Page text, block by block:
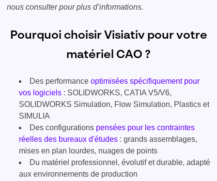
nous consulter pour plus d’informations.
Pourquoi choisir Visiativ pour votre
matériel CAO ?
Des performance optimisées spécifiquement pour
vos logiciels : SOLIDWORKS, CATIA V5/V6,
SOLIDWORKS Simulation, Flow Simulation, Plastics et
SIMULIA
Des configurations pensées pour les contraintes
réelles des bureaux d'études : grands assemblages,
mises en plan lourdes, nuages de points
Du matériel professionnel, évolutif et durable, adapté
aux environnements de production